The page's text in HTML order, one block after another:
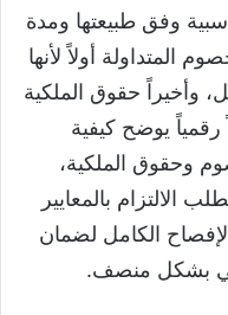
وفق طبيعتها ومدة
المتداولة أولاً لأنها
وأخيراً حقوق الملكية
رقمياً يوضح كيفية
وحقوق الملكية،
الالتزام بالمعايير
الكامل لضمان
بشكل منصف.